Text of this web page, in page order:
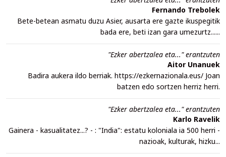
Fernando Trebolek
Bete-betean asmatu duzu Asier, ausarta ere gazte ikuspegitik
bada ere, beti izan gara umezurtz......
"Ezker abertzalea eta..." erantzuten
Aitor Unanuek
Badira aukera ildo berriak. https://ezkernazionala.eus/ Joan
batzen edo sortzen herriz herri.
"Ezker abertzalea eta..." erantzuten
Karlo Ravelik
Gainera - kasualitatez...? - : "India": estatu koloniala ia 500 herri -
nazioak, kulturak, hizku...